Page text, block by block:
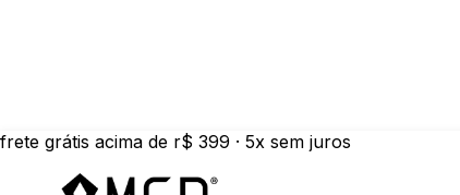
frete grátis acima de r$ 399 · 5x sem juros